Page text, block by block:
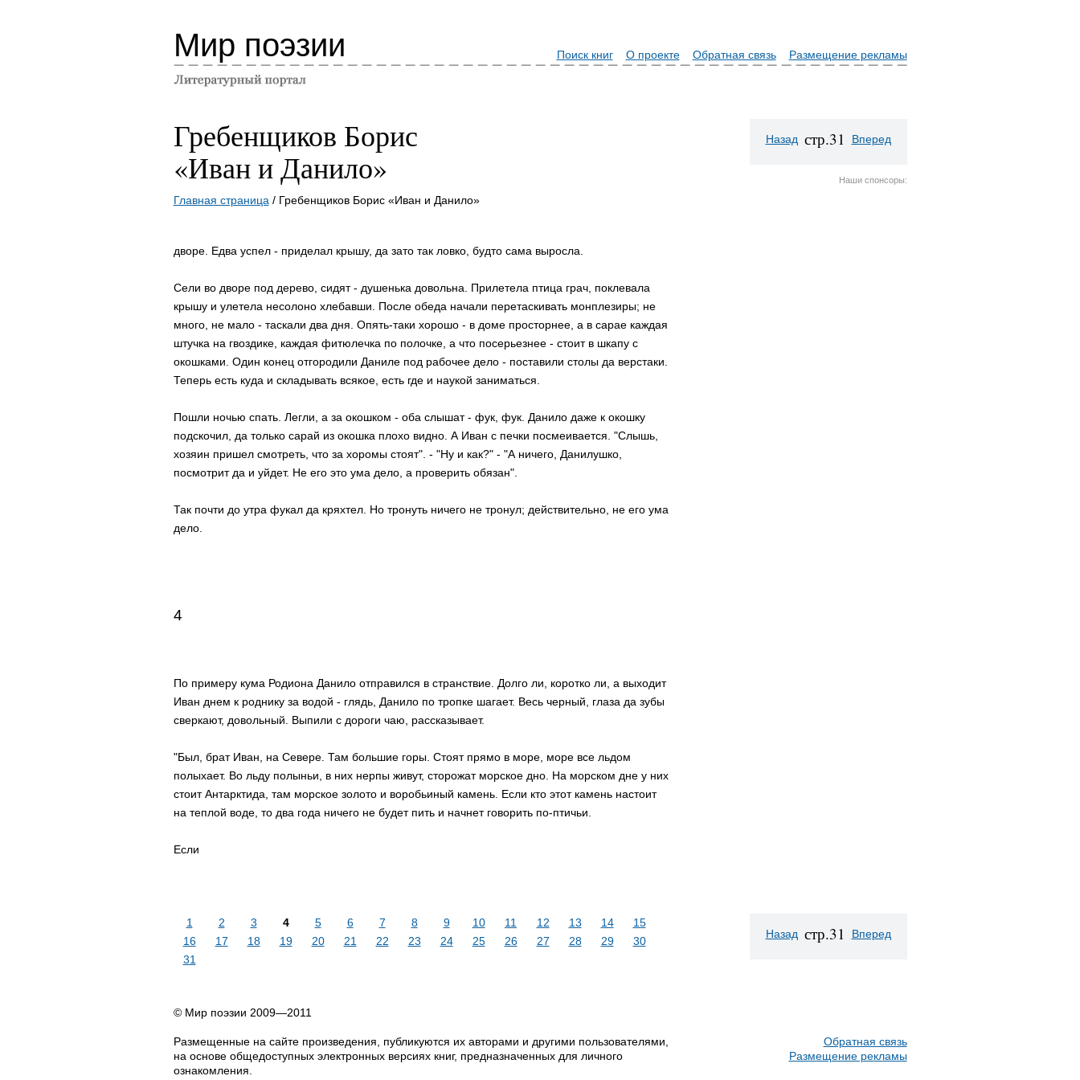
Мир поэзии Поиск книг О проекте Обратная связь Размещение рекламы
Гребенщиков Борис
«Иван и Данило»
Главная страница / Гребенщиков Борис «Иван и Данило»
дворе. Едва успел - приделал крышу, да зато так ловко, будто сама выросла.
Сели во дворе под дерево, сидят - душенька довольна. Прилетела птица грач, поклевала
крышу и улетела несолоно хлебавши. После обеда начали перетаскивать монплезиры; не
много, не мало - таскали два дня. Опять-таки хорошо - в доме просторнее, а в сарае каждая
штучка на гвоздике, каждая фитюлечка по полочке, а что посерьезнее - стоит в шкапу с
окошками. Один конец отгородили Даниле под рабочее дело - поставили столы да верстаки.
Теперь есть куда и складывать всякое, есть где и наукой заниматься.
Пошли ночью спать. Легли, а за окошком - оба слышат - фук, фук. Данило даже к окошку
подскочил, да только сарай из окошка плохо видно. А Иван с печки посмеивается. "Слышь,
хозяин пришел смотреть, что за хоромы стоят". - "Ну и как?" - "А ничего, Данилушко,
посмотрит да и уйдет. Не его это ума дело, а проверить обязан".
Так почти до утра фукал да кряхтел. Но тронуть ничего не тронул; действительно, не его ума
дело.
4
По примеру кума Родиона Данило отправился в странствие. Долго ли, коротко ли, а выходит
Иван днем к роднику за водой - глядь, Данило по тропке шагает. Весь черный, глаза да зубы
сверкают, довольный. Выпили с дороги чаю, раcсказывает.
"Был, брат Иван, на Севере. Там большие горы. Стоят прямо в море, море все льдом
полыхает. Во льду полыньи, в них нерпы живут, сторожат морское дно. На морском дне у них
стоит Антарктида, там морское золото и воробьиный камень. Если кто этот камень настоит
на теплой воде, то два года ничего не будет пить и начнет говорить по-птичьи.
Если
Назад стр.31 Вперед
Наши спонсоры:
1 2 3 4 5 6 7 8 9 10 11 12 13 14
15
16
17 18 19 20 21 22 23 24 25 26 27 28 29
30
31
Назад стр.31 Вперед
© Мир поэзии 2009—2011
Размещенные на сайте произведения, публикуются их авторами и другими пользователями,
на основе общедоступных электронных версиях книг, предназначенных для личного
ознакомления.
Обратная связь
Размещение рекламы